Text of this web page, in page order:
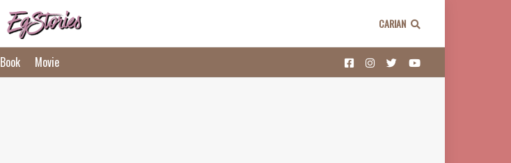
CARIAN
Book Movie